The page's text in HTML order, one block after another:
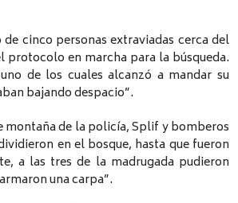
cinco personas extraviadas cerca del
en marcha para la búsqueda.
de los cuales alcanzó a mandar su
bajando despacio”.
de la policía, Splif y bomberos
en el bosque, hasta que fueron
a las tres de la madrugada pudieron
una carpa”.